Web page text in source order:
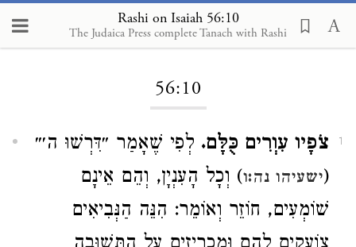
Rashi on Isaiah 56:10
The Judaica Press complete Tanach with Rashi
Loading...
56:10
1 צֹפָיו עִוְרִים כֻּלָּם. לְפִי שֶׁאָמַר ״דִּרְשׁוּ ה׳״
(ישעיהו נה:ו) וְכָל הָעִנְיָן, וְהֵם אֵינָם
שׁוֹמְעִים, חוֹזֵר וְאוֹמֵר: הִנֵּה הַנְּבִיאִים